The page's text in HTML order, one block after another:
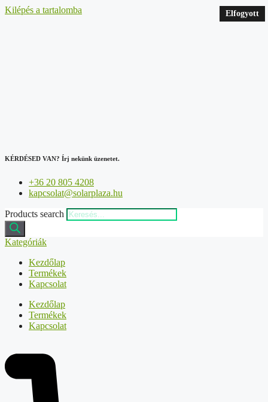
Kilépés a tartalomba
KÉRDÉSED VAN? Írj nekünk üzenetet.
+36 20 805 4208
kapcsolat@solarplaza.hu
Products search
Kategóriák
Kezdőlap
Termékek
Kapcsolat
Kezdőlap
Termékek
Kapcsolat
Elfogyott
Elfogyott